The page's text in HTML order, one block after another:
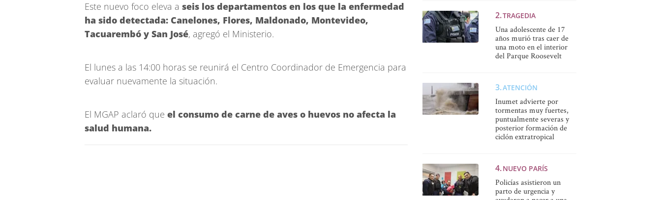
Este nuevo foco eleva a seis los departamentos en los que la enfermedad
ha sido detectada: Canelones, Flores, Maldonado, Montevideo,
Tacuarembó y San José, agregó el Ministerio.
El lunes a las 14:00 horas se reunirá el Centro Coordinador de Emergencia para
evaluar nuevamente la situación.
El MGAP aclaró que el consumo de carne de aves o huevos no afecta la
salud humana.
TRAGEDIA
Una adolescente de 17
años murió tras caer de
una moto en el interior
del Parque Roosevelt
ATENCIÓN
Inumet advierte por
tormentas muy fuertes,
puntualmente severas y
posterior formación de
ciclón extratropical
NUEVO PARÍS
Policías asistieron un
parto de urgencia y